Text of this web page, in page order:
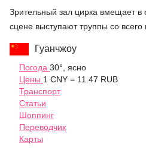
Зрительный зал цирка вмещает в
сцене выступают труппы со всего
Гуанчжоу
Погода 30°, ясно
Цены 1 CNY = 11.47 RUB
Транспорт
Статьи
Шоппинг
Переводчик
Карты